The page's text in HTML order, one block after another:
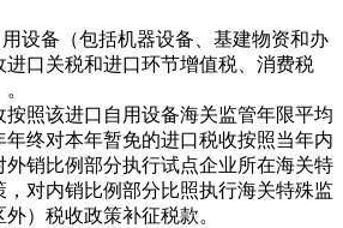
备（包括机器设备、基建物资和办
口关税和进口环节增值税、消费税
照该进口自用设备海关监管年限平均
终对本年暂免的进口税收按照当年内
销比例部分执行试点企业所在海关特
对内销比例部分比照执行海关特殊监
）税收政策补征税款。